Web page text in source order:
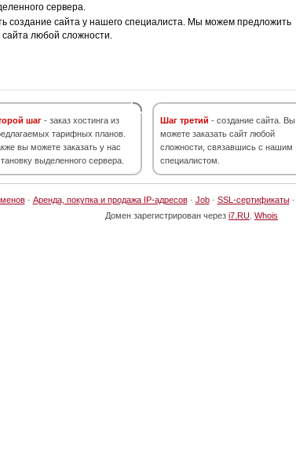
сервера.
создание сайта у нашего специалиста. Мы можем предложить
любой сложности.
шаг - заказ хостинга из
тарифных планов.
вы можете заказать у нас
выделенного сервера.
Шаг третий - создание сайта. Вы
можете заказать сайт любой
сложности, связавшись с нашим
специалистом.
· Аренда, покупка и продажа IP-адресов· Job· SSL-сертификаты·
Домен зарегистрирован через i7.RU Whois